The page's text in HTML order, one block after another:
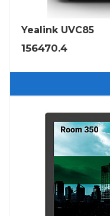
Yealink UVC85
156470.4